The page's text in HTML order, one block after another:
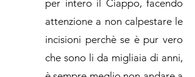
per intero il Ciappo, facendo
attenzione a non calpestare le
incisioni perchè se è pur vero
che sono li da migliaia di anni,